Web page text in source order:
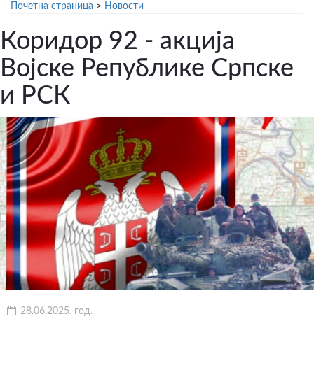
Почетна страница > Новости
Коридор 92 - акција
Војске Републике Српске
и РСК
28.06.2025. год.